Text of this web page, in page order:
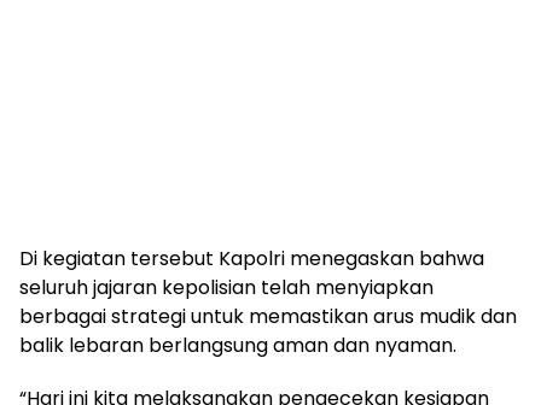
Di kegiatan tersebut Kapolri menegaskan bahwa
seluruh jajaran kepolisian telah menyiapkan
berbagai strategi untuk memastikan arus mudik dan
balik lebaran berlangsung aman dan nyaman.
“Hari ini kita melaksanakan pengecekan kesiapan